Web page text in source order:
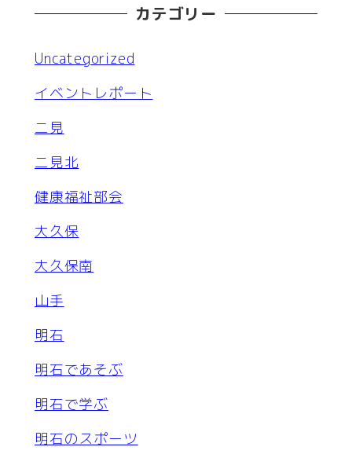
カテゴリー
Uncategorized
イベントレポート
二見
二見北
健康福祉部会
大久保
大久保南
山手
明石
明石であそぶ
明石で学ぶ
明石のスポーツ